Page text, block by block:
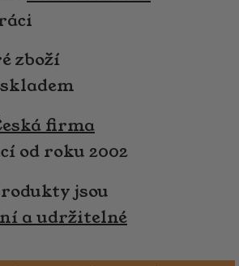
zboží
firma
od roku 2002
jsou
a udržitelné